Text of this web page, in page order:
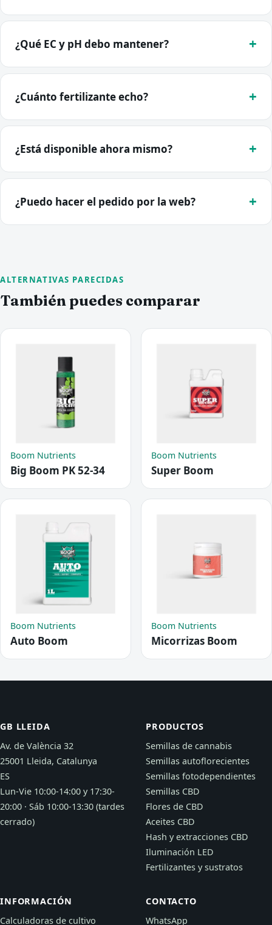
¿Qué EC y pH debo mantener?
¿Cuánto fertilizante echo?
¿Está disponible ahora mismo?
¿Puedo hacer el pedido por la web?
ALTERNATIVAS PARECIDAS
También puedes comparar
Boom Nutrients
Big Boom PK 52-34
Boom Nutrients
Super Boom
Boom Nutrients
Auto Boom
Boom Nutrients
Micorrizas Boom
GB LLEIDA
Av. de València 32
25001 Lleida, Catalunya
ES
Lun-Vie 10:00-14:00 y 17:30-
20:00 · Sáb 10:00-13:30 (tardes
cerrado)
PRODUCTOS
Semillas de cannabis
Semillas autoflorecientes
Semillas fotodependientes
Semillas CBD
Flores de CBD
Aceites CBD
Hash y extracciones CBD
Iluminación LED
Fertilizantes y sustratos
INFORMACIÓN
Calculadoras de cultivo
CONTACTO
WhatsApp